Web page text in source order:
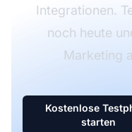
Integrationen.
noch heute
Marketing
Kostenlose
starten